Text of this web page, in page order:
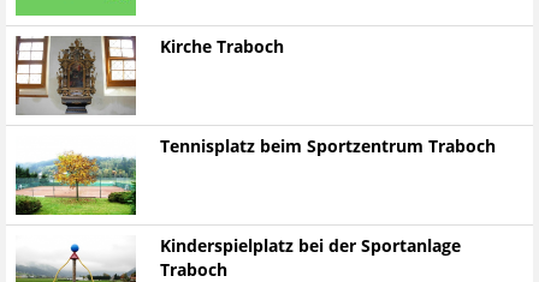
Kirche Traboch
Tennisplatz beim Sportzentrum Traboch
Kinderspielplatz bei der Sportanlage
Traboch